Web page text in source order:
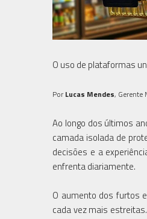
O uso de plataformas
Por Lucas Mendes, Gerente
Ao longo dos últimos
camada isolada de
decisões e a
enfrenta diariamente.
O aumento dos furtos
cada vez mais